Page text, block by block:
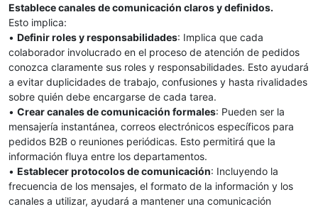
Establece canales de comunicación claros y definidos.
Esto implica:
• Definir roles y responsabilidades: Implica que cada
colaborador involucrado en el proceso de atención de pedidos
conozca claramente sus roles y responsabilidades. Esto ayudará
a evitar duplicidades de trabajo, confusiones y hasta rivalidades
sobre quién debe encargarse de cada tarea.
• Crear canales de comunicación formales: Pueden ser la
mensajería instantánea, correos electrónicos específicos para
pedidos B2B o reuniones periódicas. Esto permitirá que la
información fluya entre los departamentos.
• Establecer protocolos de comunicación: Incluyendo la
frecuencia de los mensajes, el formato de la información y los
canales a utilizar, ayudará a mantener una comunicación